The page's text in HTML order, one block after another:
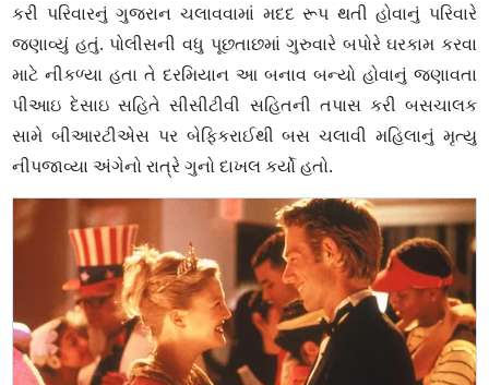
કરી પરિવારનું ગુજરાન ચલાવવામાં મદદ રૂપ થતી હોવાનું પરિવારે
જણાવ્યું હતું. પોલીસની વધુ પૂછતાછમાં ગુરુવારે બપોરે ઘરકામ કરવા
માટે નીકળ્યા હતા તે દરમિયાન આ બનાવ બન્યો હોવાનું જણાવતા
પીઆઇ દેસાઇ સહિતે સીસીટીવી સહિતની તપાસ કરી બસચાલક
સામે બીઆરટીએસ પર બેફિકરાઈથી બસ ચલાવી મહિલાનું મૃત્યુ
નીપજાવ્યા અંગેનો રાત્રે ગુનો દાખલ કર્યો હતો.